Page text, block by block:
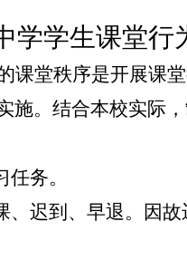
学学生课堂行
课堂秩序是开展课
施。 结合本校实际，
务。
、迟到、早退。因